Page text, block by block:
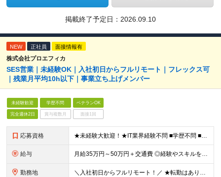
掲載終了予定日： 2026.09.10
NEW 正社員 面接情報有
株式会社プロエフィカ
SES営業｜未経験OK｜入社初日からフルリモート｜フレックス可
｜残業月平均10h以下｜事業立ち上げメンバー
未経験歓迎 学歴不問 ベテランOK
完全週休2日 賞与複数月 面接1回
応募資格 ★未経験大歓迎！★IT業界経験不問 ■学歴不問 ■未経験OK ★人材業界での経験や、SES経験をお持ちの方は優遇します ≪こんな方は今すぐご応募ください≫ □自由度の高い働き方がしたい □誰かの役
給与 月給35万円～50万円＋交通費 ◎経験やスキルを考慮し、最大限優遇します ◎上記月給は固定残業代月40時間分(月10万9,375～)を含みます。残業時間が超過した場合はその分追加支給します ◎試用期
勤務地 ＼入社初日からフルリモート！／ ★転勤はありません ★お客様先を訪問するときなどは直行直帰可 ■本社 東京都品川区西五反田3丁目15-6 リードシー目黒不動前ビル1-04 ※(変更の範囲)上記を